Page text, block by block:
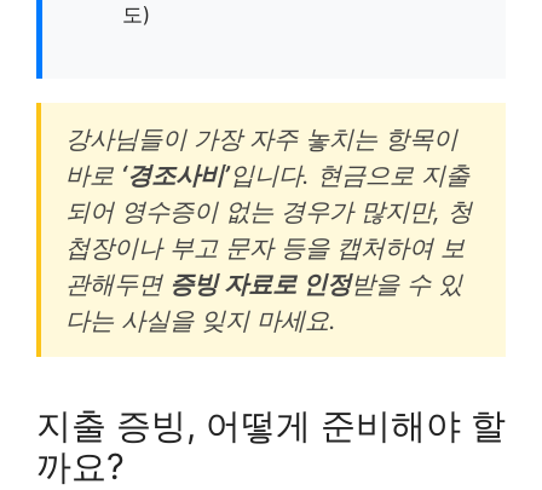
도)
강사님들이 가장 자주 놓치는 항목이
바로 ‘경조사비’입니다. 현금으로 지출
되어 영수증이 없는 경우가 많지만, 청
첩장이나 부고 문자 등을 캡처하여 보
관해두면 증빙 자료로 인정받을 수 있
다는 사실을 잊지 마세요.
지출 증빙, 어떻게 준비해야 할
까요?